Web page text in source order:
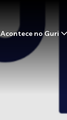
Acontece no Guri